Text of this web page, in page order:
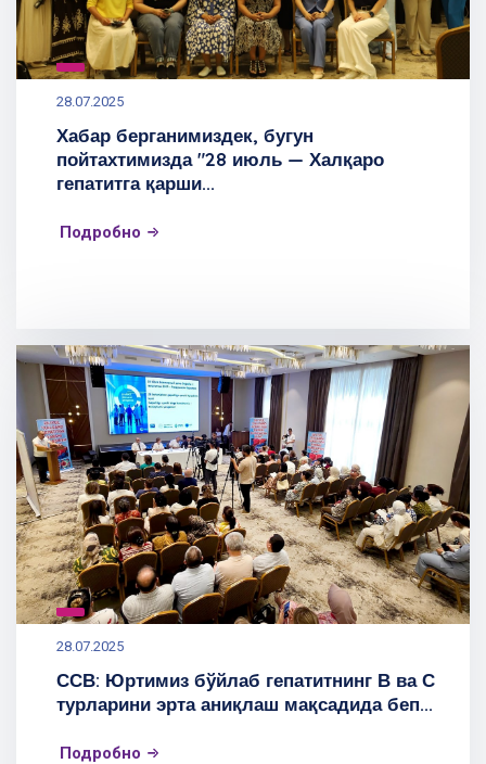
28.07.2025
Хабар берганимиздек, бугун
пойтахтимизда "28 июль — Халқаро
гепатитга қарши...
Подробно
28.07.2025
ССВ: Юртимиз бўйлаб гепатитнинг В ва С
турларини эрта аниқлаш мақсадида беп...
Подробно